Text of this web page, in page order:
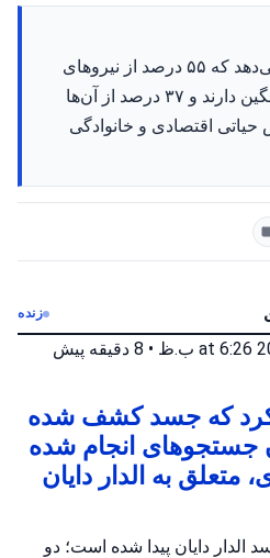
داده‌های بیمه ملی نشان می‌دهد که ۵۵ درصد از نیروهای
ذخیره درآمدی بالاتر از میانگین دارند و ۳۷ درصد از آن‌ها
حیاتی اقتصادی و خانوادگی
زنده
• 8 دقیقه پیش
کرد که جسد کشف شده
جستجوهای انجام شده
به الدار دایان
الدار دایان پیدا شده است؛ دو